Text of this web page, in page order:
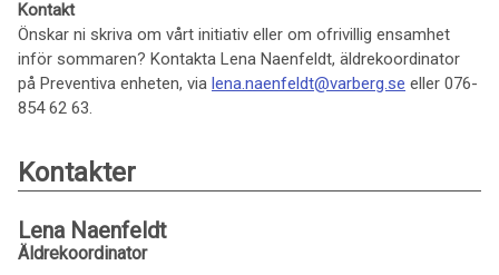
Kontakt
Önskar ni skriva om vårt initiativ eller om ofrivillig ensamhet
inför sommaren? Kontakta Lena Naenfeldt, äldrekoordinator
på Preventiva enheten, via lena.naenfeldt@varberg.se eller 076-
854 62 63.
Kontakter
Lena Naenfeldt
Äldrekoordinator